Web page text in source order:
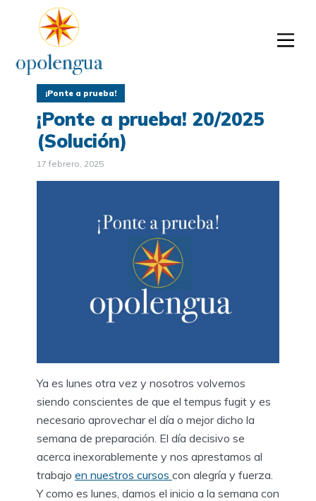
¡Ponte a prueba!
¡Ponte a prueba! 20/2025
(Solución)
17 febrero, 2025
Ya es lunes otra vez y nosotros volvemos
siendo conscientes de que el tempus fugit y es
necesario aprovechar el día o mejor dicho la
semana de preparación. El día decisivo se
acerca inexorablemente y nos aprestamos al
trabajo en nuestros cursos con alegría y fuerza.
Y como es lunes, damos el inicio a la semana con